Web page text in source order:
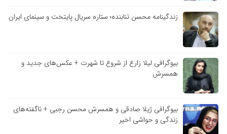
زندگینامه محسن تنابنده؛ ستاره سریال پایتخت و سینمای ایران
بیوگرافی لیلا زارع از شروع تا شهرت + عکس‌های جدید و
همسرش
بیوگرافی ژیلا صادقی و همسرش محسن رجبی + ناگفته‌های
زندگی و حواشی اخیر